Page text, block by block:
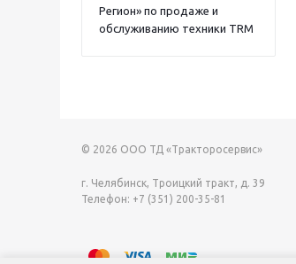
Регион» по продаже и
обслуживанию техники TRM
© 2026 ООО ТД «Тракторосервис»
г. Челябинск, Троицкий тракт, д. 39
Телефон: +7 (351) 200-35-81